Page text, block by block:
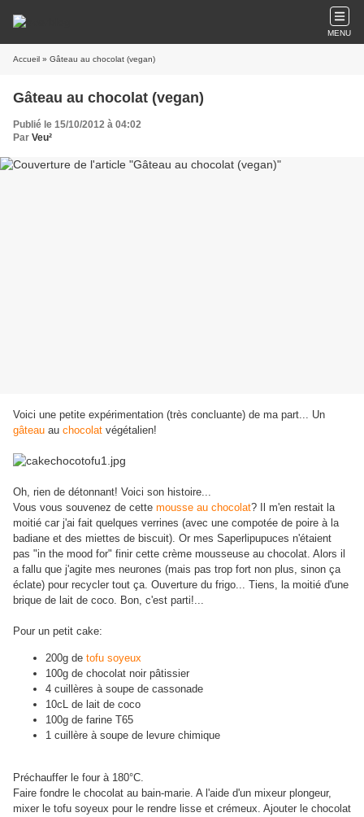
MENU
Accueil » Gâteau au chocolat (vegan)
Gâteau au chocolat (vegan)
Publié le 15/10/2012 à 04:02
Par Veu²
Voici une petite expérimentation (très concluante) de ma part... Un
gâteau au chocolat végétalien!
Oh, rien de détonnant! Voici son histoire...
Vous vous souvenez de cette mousse au chocolat? Il m'en restait la
moitié car j'ai fait quelques verrines (avec une compotée de poire à la
badiane et des miettes de biscuit). Or mes Saperlipupuces n'étaient
pas "in the mood for" finir cette crème mousseuse au chocolat. Alors il
a fallu que j'agite mes neurones (mais pas trop fort non plus, sinon ça
éclate) pour recycler tout ça. Ouverture du frigo... Tiens, la moitié d'une
brique de lait de coco. Bon, c'est parti!...
Pour un petit cake:
200g de tofu soyeux
100g de chocolat noir pâtissier
4 cuillères à soupe de cassonade
10cL de lait de coco
100g de farine T65
1 cuillère à soupe de levure chimique
Préchauffer le four à 180°C.
Faire fondre le chocolat au bain-marie. A l'aide d'un mixeur plongeur,
mixer le tofu soyeux pour le rendre lisse et crémeux. Ajouter le chocolat